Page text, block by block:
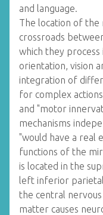
and language.
The location of
crossroads
which they
orientation, vision
integration of
for complex
and "motor
mechanisms
"would have a real
functions of the
is located in the
left inferior
the central
matter causes